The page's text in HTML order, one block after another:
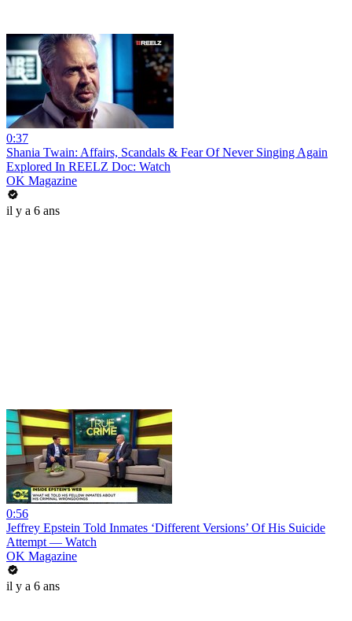
0:37
Shania Twain: Affairs, Scandals & Fear Of Never Singing Again
Explored In REELZ Doc: Watch
OK Magazine
il y a 6 ans
0:56
Jeffrey Epstein Told Inmates ‘Different Versions’ Of His Suicide
Attempt — Watch
OK Magazine
il y a 6 ans